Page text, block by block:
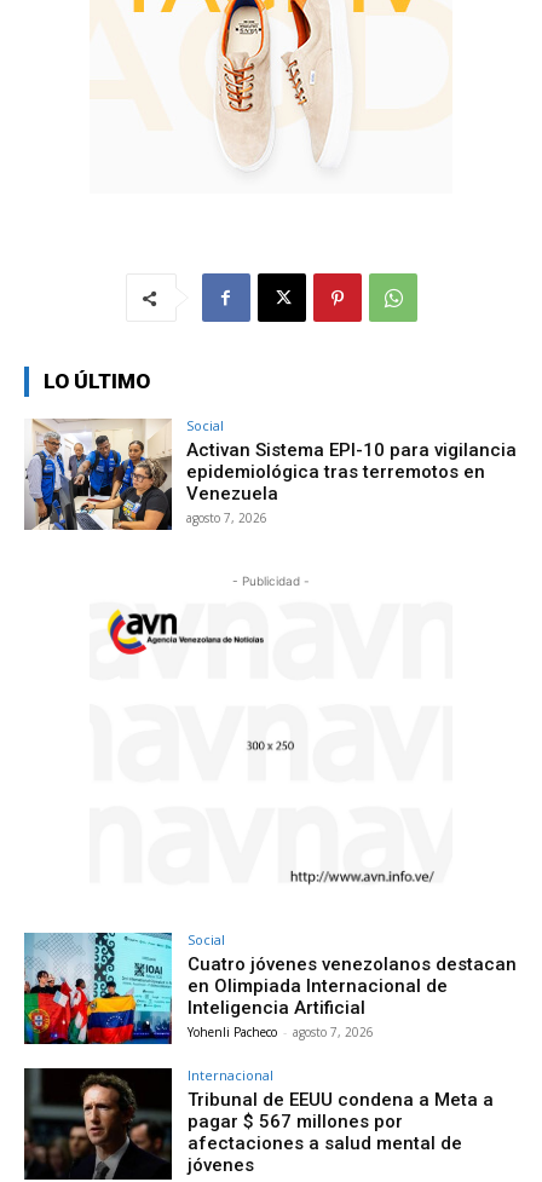
LO ÚLTIMO
Social
Activan Sistema EPI-10 para vigilancia
epidemiológica tras terremotos en
Venezuela
agosto 7, 2026
- Publicidad -
Social
Cuatro jóvenes venezolanos destacan
en Olimpiada Internacional de
Inteligencia Artificial
Yohenli Pacheco - agosto 7, 2026
Internacional
Tribunal de EEUU condena a Meta a
pagar $ 567 millones por
afectaciones a salud mental de
jóvenes